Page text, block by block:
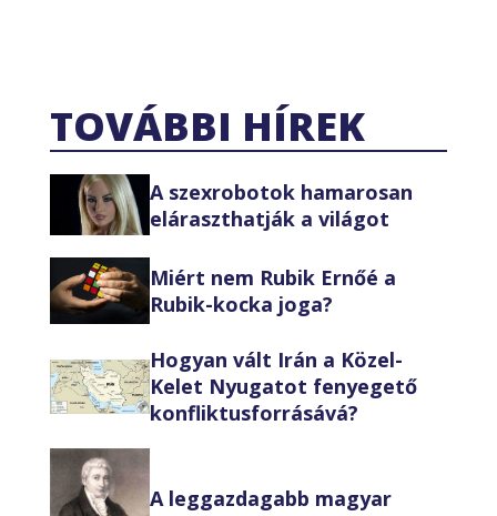
TOVÁBBI HÍREK
A szexrobotok hamarosan
eláraszthatják a világot
Miért nem Rubik Ernőé a
Rubik-kocka joga?
Hogyan vált Irán a Közel-
Kelet Nyugatot fenyegető
konfliktusforrásává?
A leggazdagabb magyar